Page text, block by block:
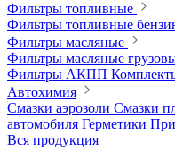
Фильтры топливные
Фильтры топливные
Фильтры масляные
Фильтры масляные
Фильтры АКПП
Автохимия
Смазки аэрозоли Смазки
автомобиля Герметики
Вся продукция